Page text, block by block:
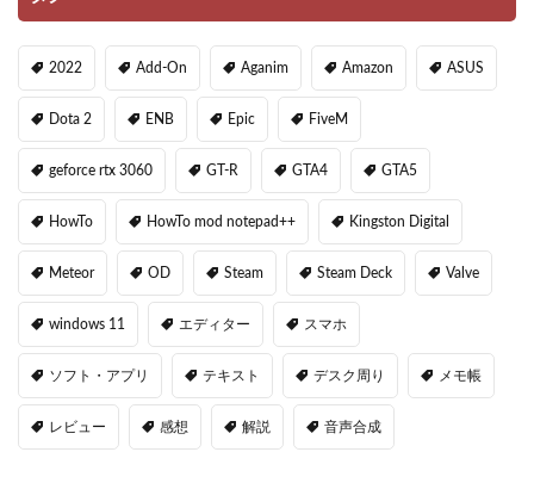
2022 Add-On Aganim Amazon ASUS
Dota 2 ENB Epic FiveM
geforce rtx 3060 GT-R GTA4 GTA5
HowTo HowTo mod notepad++ Kingston Digital
Meteor OD Steam Steam Deck Valve
windows 11 エディター スマホ
ソフト・アプリ テキスト デスク周り メモ帳
レビュー 感想 解説 音声合成